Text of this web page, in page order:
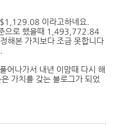
이라고하네요.
으로 했을때 1,493,772.84
해본 가치보다 조금 못합니다
어나가서 내년 이맘때 다시 해
가치를 갖는 블로그가 되었